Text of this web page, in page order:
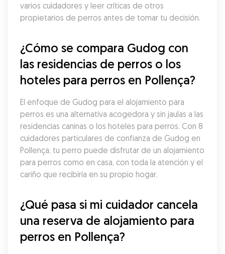
varios cuidadores y leer críticas de otros
propietarios de perros antes de tomar tu decisión.
¿Cómo se compara Gudog con
las residencias de perros o los
hoteles para perros en Pollença?
El enfoque de Gudog para el alojamiento para
perros es una alternativa acogedora y sin jaulas a las
residencias caninas o los hoteles para perros. Con 8
cuidadores particulares de confianza de Gudog en
Pollença, tu perro puede disfrutar de un alojamiento
para perros como en casa, con toda la atención y el
cariño que recibiría en su propio hogar.
¿Qué pasa si mi cuidador cancela
una reserva de alojamiento para
perros en Pollença?